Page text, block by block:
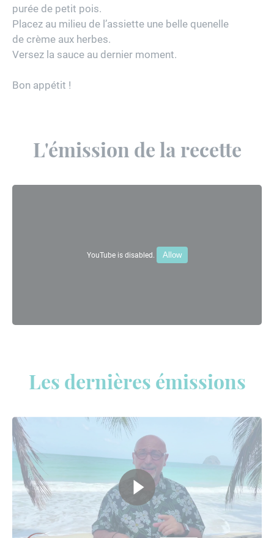
purée de petit pois.
Placez au milieu de l’assiette une belle quenelle
de crème aux herbes.
Versez la sauce au dernier moment.
Bon appétit !
L'émission de la recette
YouTube is disabled. Allow
Les dernières émissions